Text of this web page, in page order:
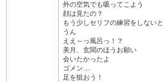
外の空気でも吸ってこよう
顔は見たの？
もう少しセリフの練習をしないと
うん
ええ～っ風呂っ！？
美月、玄関のほうお願い
会いたかったよ
ゴメン…
足を狙おう！